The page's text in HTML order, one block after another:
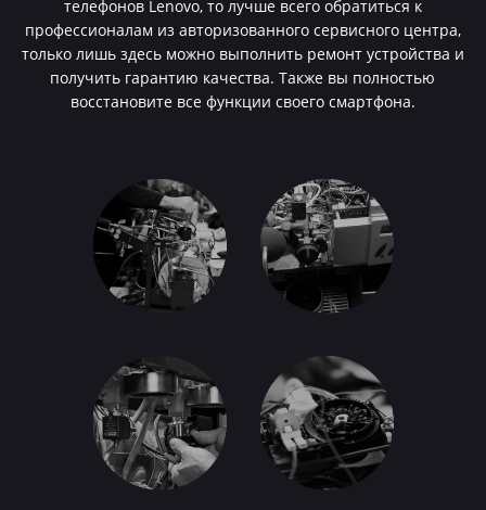
телефонов Lenovo, то лучше всего обратиться к
профессионалам из авторизованного сервисного центра,
только лишь здесь можно выполнить ремонт устройства и
получить гарантию качества. Также вы полностью
восстановите все функции своего смартфона.